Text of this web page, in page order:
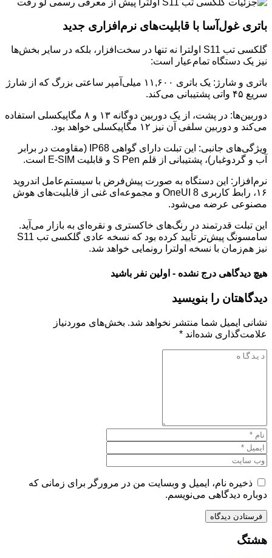
باتری غول‌آسا با قابلیت‌های نرم‌افزاری جدید
گلکسی تب S11 اولترا نه تنها در سخت‌افزار، بلکه در سایر بخش‌ها
نیز یک دستگاه تمام‌عیار است:
باتری و شارژ: یک باتری ۱۱,۶۰۰ میلی‌آمپر ساعتی بزرگ که از شارژ
سریع ۴۵ واتی پشتیبانی می‌کند.
دوربین‌ها: در پشت، از یک دوربین دوگانه ۱۳ و ۸ مگاپیکسلی استفاده
می‌کند و دوربین سلفی آن نیز ۱۲ مگاپیکسلی خواهد بود.
ویژگی‌های جانبی: این تبلت دارای گواهی IP68 (مقاومت در برابر
آب و گردوغبار)، پشتیبانی از قلم S Pen و قابلیت E-SIM است.
نرم‌افزار: این دستگاه به صورت پیش‌فرض با سیستم‌عامل اندروید
۱۶، رابط کاربری OneUI 8 و مجموعه‌ای غنی از قابلیت‌های هوش
مصنوعی عرضه می‌شود.
این تبلت قدرتمند در رنگ‌های خاکستری و نقره‌ای به بازار می‌آید.
سامسونگ پیش‌تر تأیید کرده بود که نسخه عادی گلکسی تب S11
نیز هم‌زمان با نسخه اولترا رونمایی خواهد شد.
هیچ دیدگاهی درج نشده - اولین نفر باشید
دیدگاهتان را بنویسید
نشانی ایمیل شما منتشر نخواهد شد. بخش‌های موردنیاز
علامت‌گذاری شده‌اند *
ذخیره نام، ایمیل و وبسایت من در مرورگر برای زمانی که
دوباره دیدگاهی می‌نویسم.
هشتگ